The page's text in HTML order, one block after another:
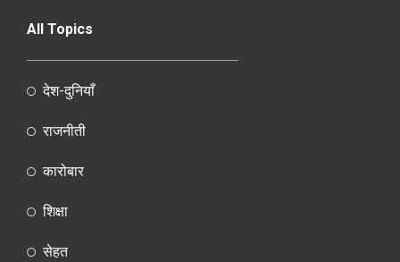
All Topics
देश-दुनियाँ
राजनीती
कारोबार
शिक्षा
सेहत